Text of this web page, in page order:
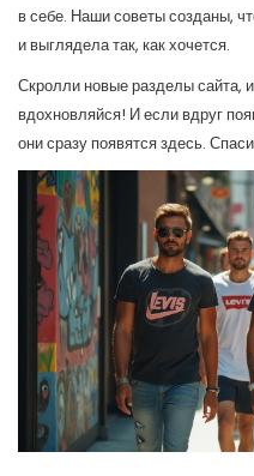
в себе. Наши советы созданы,
и выглядела так, как хочется.
Скролли новые разделы сайта,
вдохновляйся! И если вдруг
они сразу появятся здесь.